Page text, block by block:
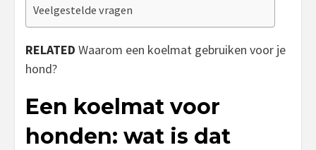
Veelgestelde vragen
RELATED Waarom een koelmat gebruiken voor je
hond?
Een koelmat voor
honden: wat is dat